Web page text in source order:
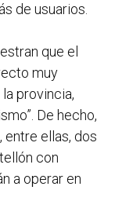
de usuarios.
que el
muy
provincia,
De hecho,
entre ellas, dos
con
a operar en